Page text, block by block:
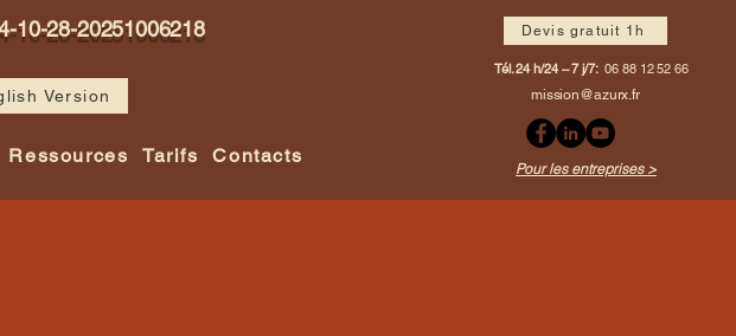
10-28-20251006218
Version
Ressources Tarifs Contacts
Devis gratuit 1h
Tél. 24 h/24 – 7 j/7: 06 88 12 52 66
mission@azurx.fr
Pour les entreprises >